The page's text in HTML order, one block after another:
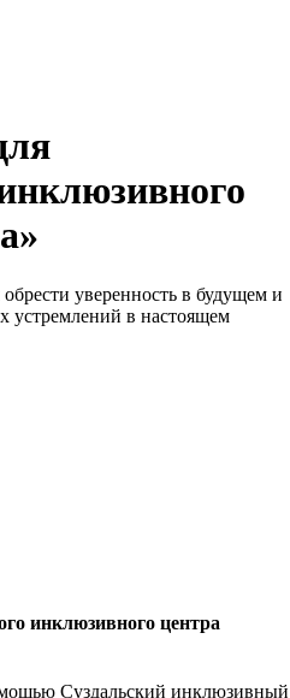
уверенность в будущем и
устремлений в настоящем
инклюзивного центра
Суздальский инклюзивный